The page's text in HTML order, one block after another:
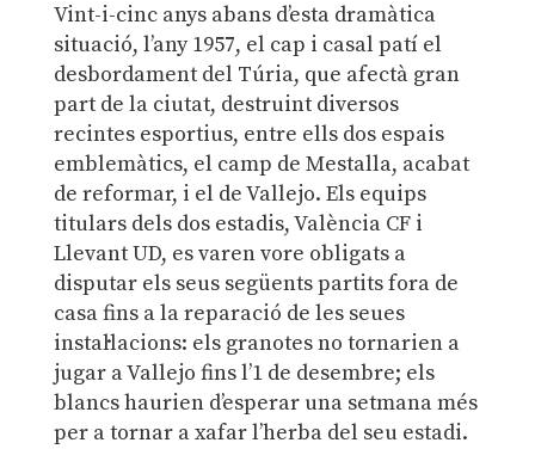
Vint-i-cinc anys abans d’esta dramàtica
situació, l’any 1957, el cap i casal patí el
desbordament del Túria, que afectà gran
part de la ciutat, destruint diversos
recintes esportius, entre ells dos espais
emblemàtics, el camp de Mestalla, acabat
de reformar, i el de Vallejo. Els equips
titulars dels dos estadis, València CF i
Llevant UD, es varen vore obligats a
disputar els seus següents partits fora de
casa fins a la reparació de les seues
instal·lacions: els granotes no tornarien a
jugar a Vallejo fins l’1 de desembre; els
blancs haurien d’esperar una setmana més
per a tornar a xafar l’herba del seu estadi.